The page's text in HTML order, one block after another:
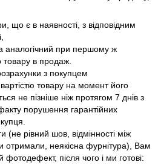
що є в наявності, з відповідним
аналогічний при першому ж
товару в продаж.
з покупцем
товару на момент його
не пізніше ніж протягом 7 днів з
порушення гарантійних
рівний шов, відмінності між
отримали, неякісна фурнітура), Вам
фотодефект, після чого і ми готові: